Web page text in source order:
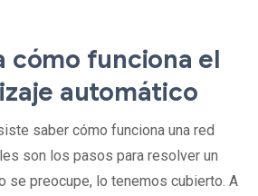
cómo funciona el
automático
saber cómo funciona una red
son los pasos para resolver un
se preocupe, lo tenemos cubierto. A